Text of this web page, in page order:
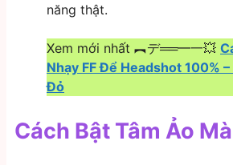
năng thật.
Xem mới nhất ︻デ══━一💥
Nhạy FF Để Headshot 100% –
Đỏ
Cách Bật Tâm Ảo